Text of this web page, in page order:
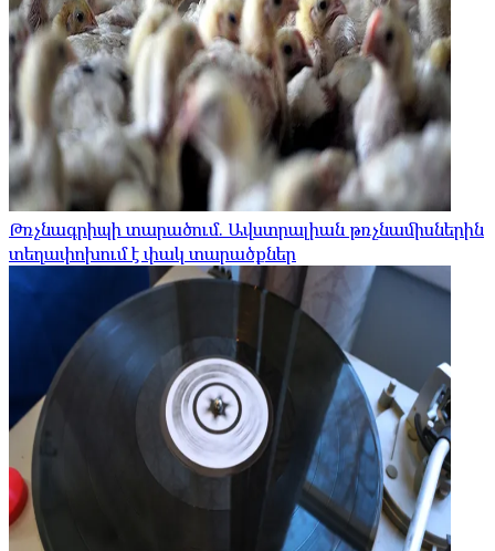
Թռչնագրիպի տարածում. Ավստրալիան թռչնամիսներին
տեղափոխում է փակ տարածքներ